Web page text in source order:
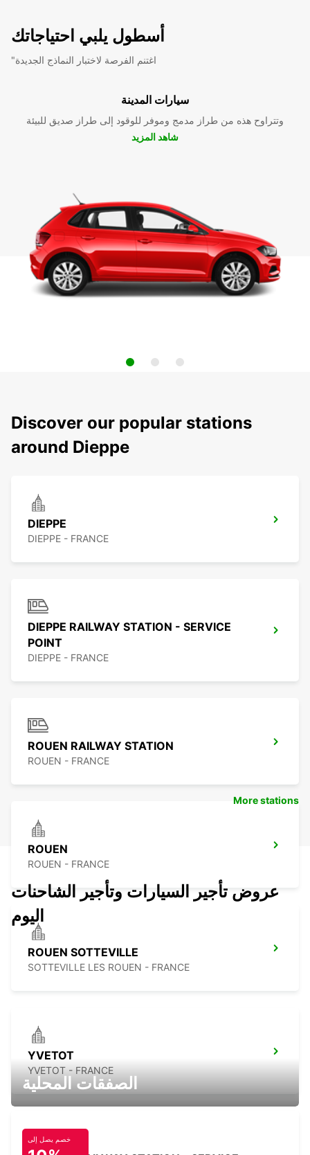
أسطول يلبي احتياجاتك
"اغتنم الفرصة لاختبار النماذج الجديدة
سيارات المدينة
وتتراوح هذه من طراز مدمج وموفر للوقود إلى طراز صديق للبيئة
شاهد المزيد
Discover our popular stations
around Dieppe
DIEPPE
DIEPPE - FRANCE
DIEPPE RAILWAY STATION - SERVICE
POINT
DIEPPE - FRANCE
ROUEN RAILWAY STATION
ROUEN - FRANCE
ROUEN
ROUEN - FRANCE
ROUEN SOTTEVILLE
SOTTEVILLE LES ROUEN - FRANCE
YVETOT
YVETOT - FRANCE
More stations
عروض تأجير السيارات وتأجير الشاحنات
اليوم
الصفقات المحلية
خصم يصل إلى